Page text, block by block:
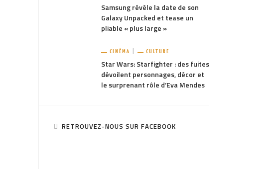
Samsung révèle la date de son
Galaxy Unpacked et tease un
pliable « plus large »
CINÉMA CULTURE
Star Wars: Starfighter : des fuites
dévoilent personnages, décor et
le surprenant rôle d’Eva Mendes
RETROUVEZ-NOUS SUR FACEBOOK